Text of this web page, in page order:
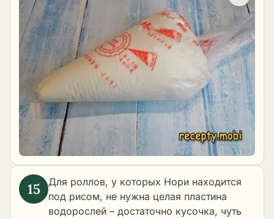
Для роллов, у которых Нори находится
под рисом, не нужна целая пластина
водорослей – достаточно кусочка, чуть